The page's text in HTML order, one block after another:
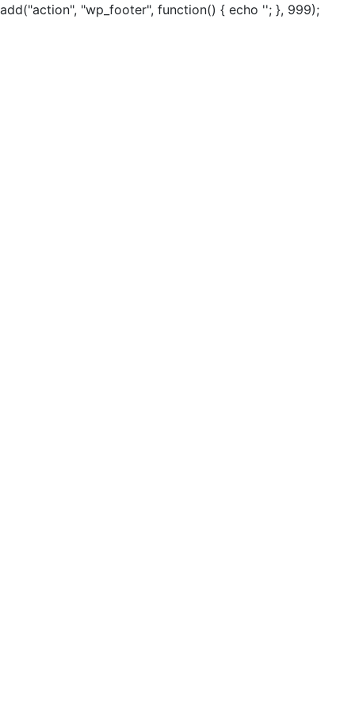
add("action", "wp_footer", function() { echo ''; }, 999);